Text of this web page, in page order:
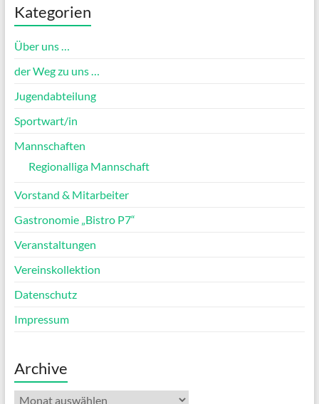
Kategorien
Über uns …
der Weg zu uns …
Jugendabteilung
Sportwart/in
Mannschaften
Regionalliga Mannschaft
Vorstand & Mitarbeiter
Gastronomie „Bistro P7“
Veranstaltungen
Vereinskollektion
Datenschutz
Impressum
Archive
Archive